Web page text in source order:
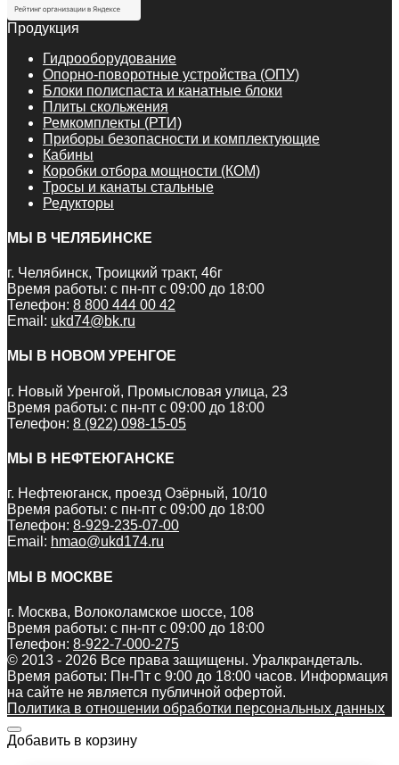
Продукция
Гидрооборудование
Опорно-поворотные устройства (ОПУ)
Блоки полиспаста и канатные блоки
Плиты скольжения
Ремкомплекты (РТИ)
Приборы безопасности и комплектующие
Кабины
Коробки отбора мощности (КОМ)
Тросы и канаты стальные
Редукторы
МЫ В ЧЕЛЯБИНСКЕ
г. Челябинск, Троицкий тракт, 46г
Время работы: с пн-пт с 09:00 до 18:00
Телефон: 8 800 444 00 42
Email: ukd74@bk.ru
МЫ В НОВОМ УРЕНГОЕ
г. Новый Уренгой, Промысловая улица, 23
Время работы: с пн-пт с 09:00 до 18:00
Телефон: 8 (922) 098-15-05
МЫ В НЕФТЕЮГАНСКЕ
г. Нефтеюганск, проезд Озёрный, 10/10
Время работы: с пн-пт с 09:00 до 18:00
Телефон: 8-929-235-07-00
Email: hmao@ukd174.ru
МЫ В МОСКВЕ
г. Москва, Волоколамское шоссе, 108
Время работы: с пн-пт с 09:00 до 18:00
Телефон: 8-922-7-000-275
© 2013 - 2026 Все права защищены. Уралкрандеталь.
Время работы: Пн-Пт c 9:00 до 18:00 часов. Информация
на сайте не является публичной офертой.
Политика в отношении обработки персональных данных
Добавить в корзину